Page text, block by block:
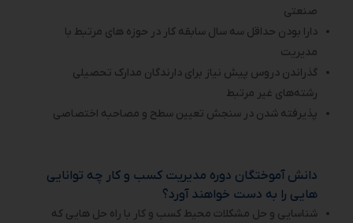
صنعتی
دارا بودن حداقل سه سال سابقه کار در حوزه های مرتبط با
مدیریت
گذراندن دروس پیش نیاز برای دارندگان مدارک تحصیلی
رشته‌های غیر مرتبط
پذیرفته شدن در سنجش تعیین سطح و مصاحبه اختصاصی
دانش آموختگان دوره مدیریت کسب و کار چه توانایی
هایی را به دست خواهند آورد؟
شناسایی و حل مشکلات محیط کسب و کار با راه حل هایی که